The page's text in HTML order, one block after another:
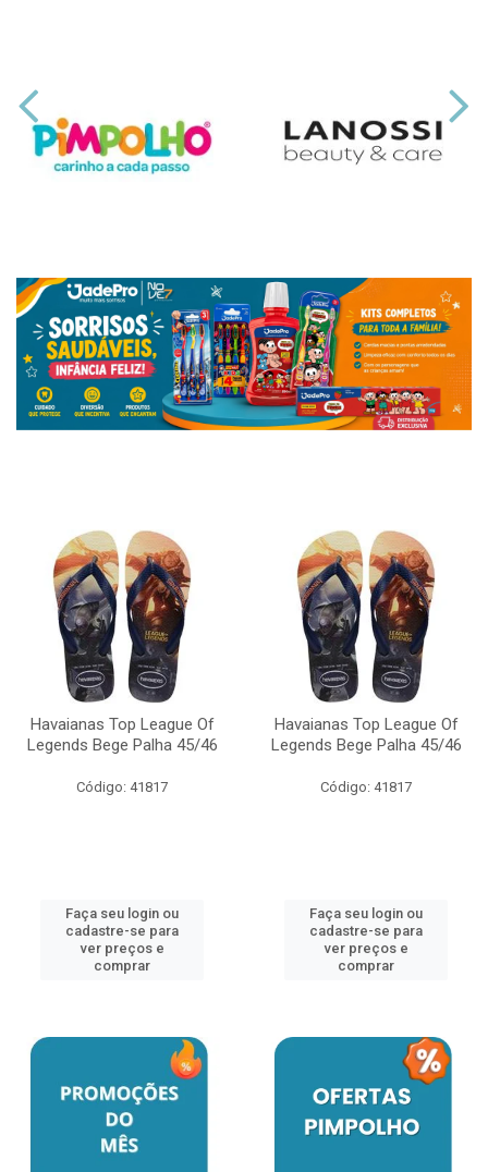
Havaianas Top League Of
Legends Bege Palha 45/46
Código: 41817
Faça seu login ou
cadastre-se para
ver preços e
comprar
Havaianas Top League Of
Legends Bege Palha 45/46
Código: 41817
Faça seu login ou
cadastre-se para
ver preços e
comprar